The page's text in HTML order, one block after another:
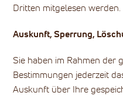
Dritten mitgelesen werden.
Auskunft, Sperrung,
Sie haben im Rahmen der
Bestimmungen jederzeit
Auskunft über Ihre